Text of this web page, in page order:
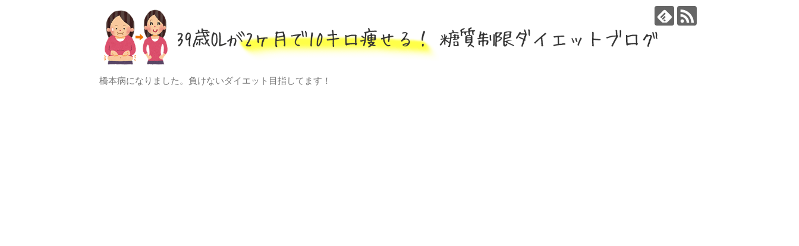
橋本病になりました。負けないダイエット目指してます！